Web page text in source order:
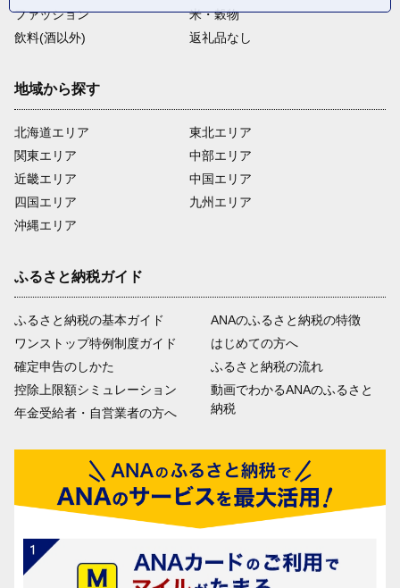
ファッション
米・穀物
飲料(酒以外)
返礼品なし
地域から探す
北海道エリア
関東エリア
近畿エリア
四国エリア
沖縄エリア
東北エリア
中部エリア
中国エリア
九州エリア
ふるさと納税ガイド
ふるさと納税の基本ガイド
ワンストップ特例制度ガイド
確定申告のしかた
控除上限額シミュレーション
年金受給者・自営業者の方へ
ANAのふるさと納税の特徴
はじめての方へ
ふるさと納税の流れ
動画でわかるANAのふるさと
納税